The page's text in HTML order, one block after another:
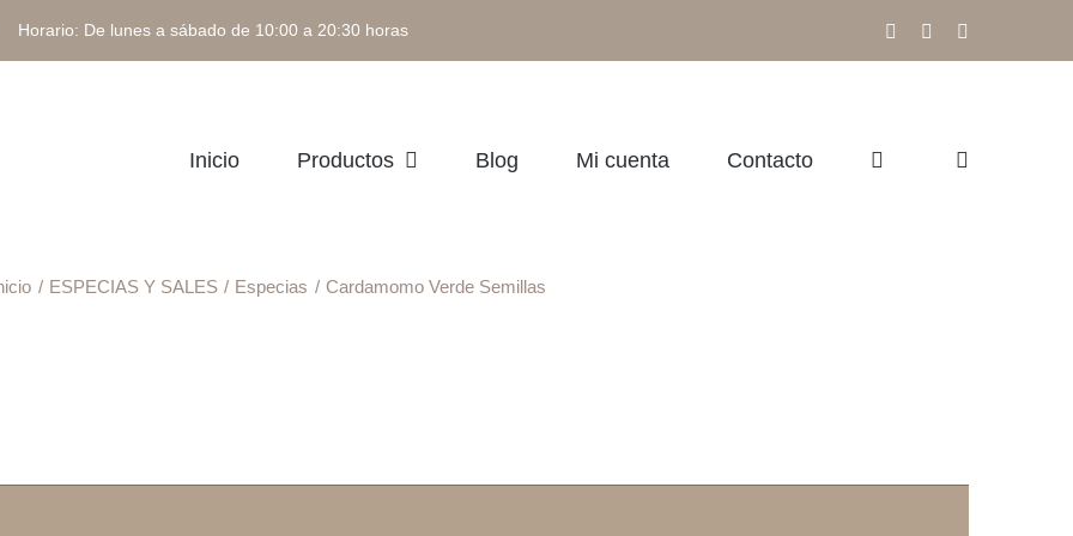
De lunes a sábado de 10:00 a 20:30 horas FacebookInstagram
Inicio Productos Blog Mi cuenta Contacto
ESPECIAS Y SALES Especias Cardamomo Verde Semillas